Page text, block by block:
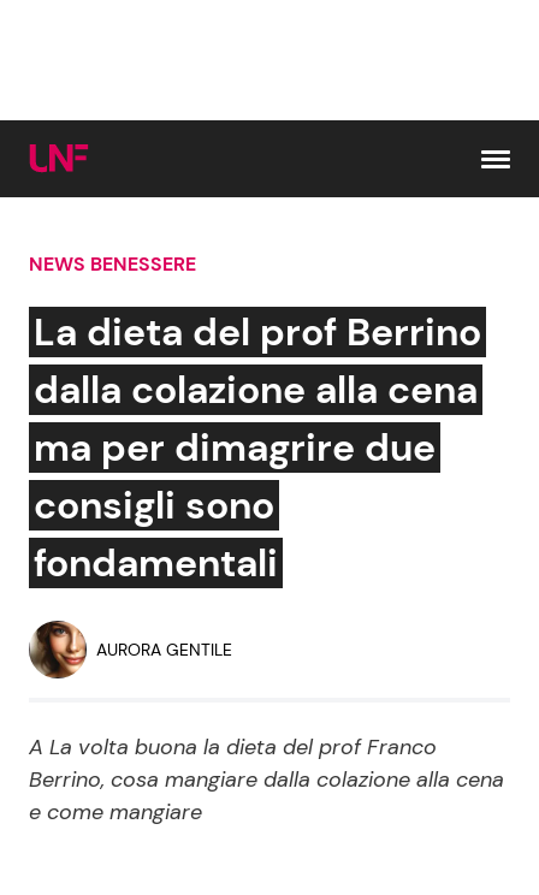
Cerca:
News e Cronaca
Attualità Italiana
Dal Mondo
Economia
Persone Scomparse
Gossip e TV
Bellezze VIP
Soap Opera
NEWS BENESSERE
La dieta del prof Berrino
dalla colazione alla cena
ma per dimagrire due
consigli sono
fondamentali
AURORA GENTILE
A La volta buona la dieta del prof Franco
Berrino, cosa mangiare dalla colazione alla cena
e come mangiare